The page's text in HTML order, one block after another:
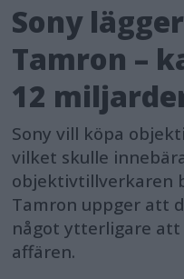
Sony
Tamron –
12
Sony vill köpa
vilket skulle
objektivtillverkaren
Tamron uppger att
något ytterligare
affären.